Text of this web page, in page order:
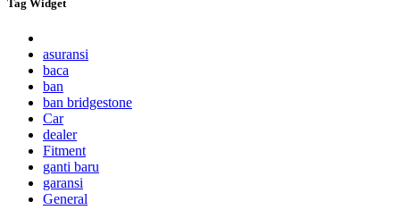
Tag Widget
asuransi
baca
ban
ban bridgestone
Car
dealer
Fitment
ganti baru
garansi
General